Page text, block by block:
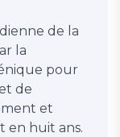
de la
la
pour
de
et
en huit ans.